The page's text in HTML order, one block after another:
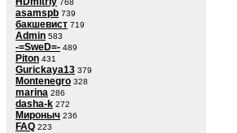
768
asamspb 739
бакшевист 719
Admin 583
-=SweD=- 489
Piton 431
Gurickaya13 379
Montenegro 328
marina 286
dasha-k 272
Мироныч 236
FAQ 223